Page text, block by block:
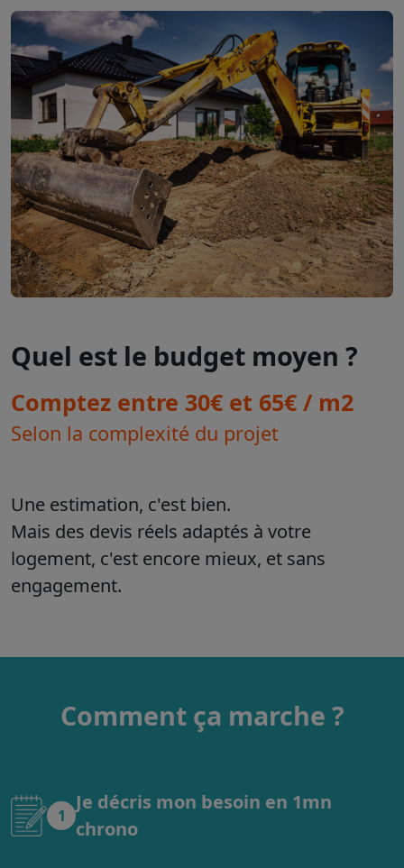
Quel est le budget moyen ?
Comptez entre 30€ et 65€ / m2
Selon la complexité du projet
Une estimation, c'est bien.
Mais des devis réels adaptés à votre
logement, c'est encore mieux, et sans
engagement.
Comment ça marche ?
1
Je décris mon besoin en 1mn
chrono